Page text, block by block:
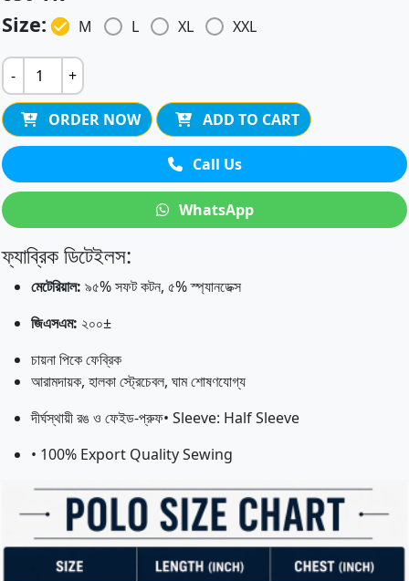
Size:
M L XL XXL
- +
ORDER NOW ADD TO CART
Call Us
WhatsApp
ফ্যাব্রিক ডিটেইলস:
মেটেরিয়াল: ৯৫% সফট কটন, ৫% স্প্যানডেক্স
জিএসএম: ২০০±
চায়না পিকে ফেব্রিক
আরামদায়ক, হালকা স্ট্রেচেবল, ঘাম শোষণযোগ্য
দীর্ঘস্থায়ী রঙ ও ফেইড-প্রুফ• Sleeve: Half Sleeve
• 100% Export Quality Sewing